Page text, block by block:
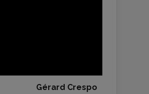
Gérard Crespo